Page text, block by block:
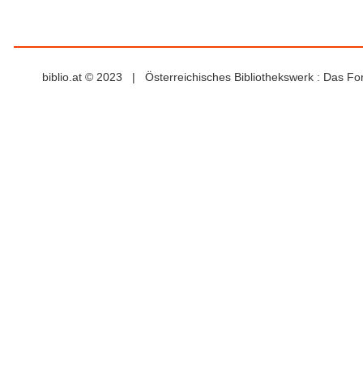
biblio.at © 2023 | Österreichisches Bibliothekswerk : Das